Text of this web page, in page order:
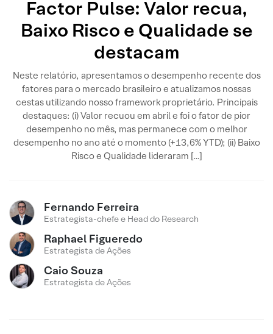
Factor Pulse: Valor recua,
Baixo Risco e Qualidade se
destacam
Neste relatório, apresentamos o desempenho recente dos
fatores para o mercado brasileiro e atualizamos nossas
cestas utilizando nosso framework proprietário. Principais
destaques: (i) Valor recuou em abril e foi o fator de pior
desempenho no mês, mas permanece com o melhor
desempenho no ano até o momento (+13,6% YTD); (ii) Baixo
Risco e Qualidade lideraram […]
Fernando Ferreira
Estrategista-chefe e Head do Research
Raphael Figueredo
Estrategista de Ações
Caio Souza
Estrategista de Ações